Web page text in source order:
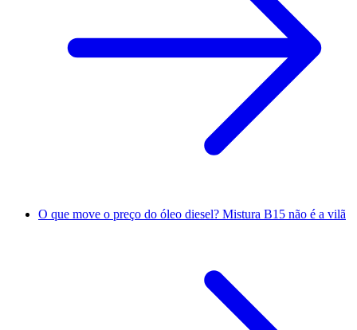
O que move o preço do óleo diesel? Mistura B15 não é a vilã